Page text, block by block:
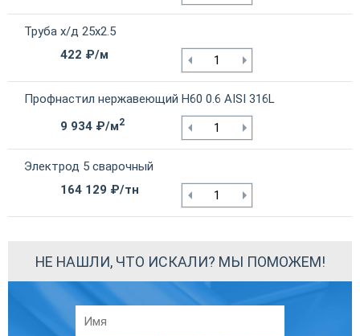
Труба х/д 25х2.5
422 ₽/м
Профнастил нержавеющий Н60 0.6 AISI 316L
9 934 ₽/м2
Электрод 5 сварочный
164 129 ₽/тн
НЕ НАШЛИ, ЧТО ИСКАЛИ? МЫ ПОМОЖЕМ!